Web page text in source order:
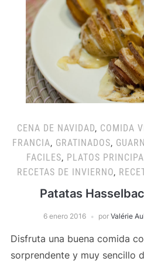
CENA DE NAVIDAD, COMIDA
FRANCIA, GRATINADOS,
FACILES, PLATOS
RECETAS DE INVIERNO,
Patatas
6 enero 2016 por Valérie
Disfruta una buena comida
sorprendente y muy sencillo